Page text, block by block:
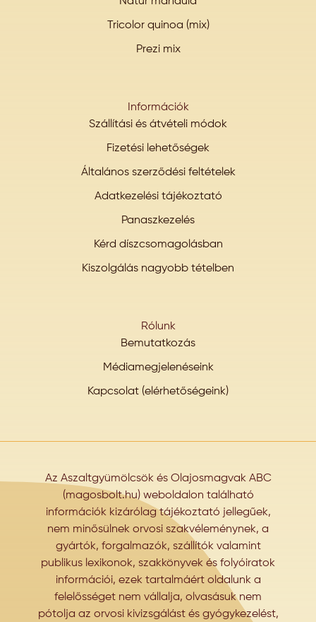
Tricolor quinoa (mix)
Prezi mix
Információk
Szállítási és átvételi módok
Fizetési lehetőségek
Általános szerződési feltételek
Adatkezelési tájékoztató
Panaszkezelés
Kérd díszcsomagolásban
Kiszolgálás nagyobb tételben
Rólunk
Bemutatkozás
Médiamegjelenéseink
Kapcsolat (elérhetőségeink)
Az Aszaltgyümölcsök és Olajosmagvak ABC
(magosbolt.hu) weboldalon található
információk kizárólag tájékoztató jellegűek,
nem minősülnek orvosi szakvéleménynek, a
gyártók, forgalmazók, szállítók valamint
publikus lexikonok, szakkönyvek és folyóiratok
információi, ezek tartalmáért oldalunk a
felelősséget nem vállalja, olvasásuk nem
pótolja az orvosi kivizsgálást és gyógykezelést,